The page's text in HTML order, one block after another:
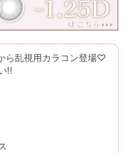
ら乱視用カラコン登場♡
!!